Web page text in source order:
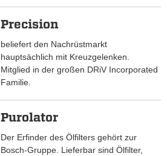
Precision
beliefert den Nachrüstmarkt
hauptsächlich mit Kreuzgelenken.
Mitglied in der großen DRiV Incorporated
Familie.
Purolator
Der Erfinder des Ölfilters gehört zur
Bosch-Gruppe. Lieferbar sind Ölfilter,